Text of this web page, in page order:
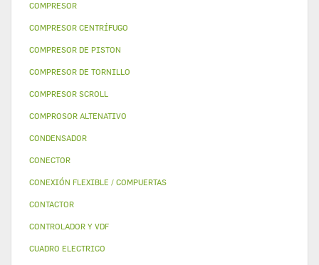
COMPRESOR
COMPRESOR CENTRÍFUGO
COMPRESOR DE PISTON
COMPRESOR DE TORNILLO
COMPRESOR SCROLL
COMPROSOR ALTENATIVO
CONDENSADOR
CONECTOR
CONEXIÓN FLEXIBLE / COMPUERTAS
CONTACTOR
CONTROLADOR Y VDF
CUADRO ELECTRICO